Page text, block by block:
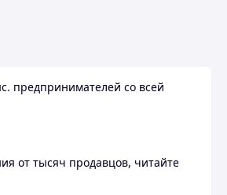
предпринимателей со всей
от тысяч продавцов, читайте